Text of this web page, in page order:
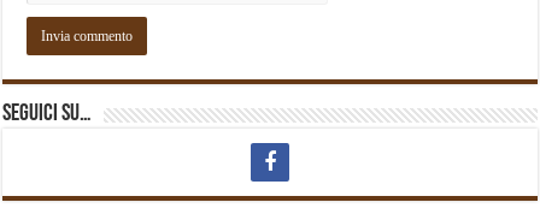
Seguici su…